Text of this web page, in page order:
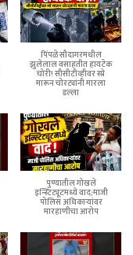
पिंपळे सौदागरमधील
झुलेलाल वसाहतीत हायटेक
चोरी! सीसीटीव्हीवर स्प्रे
मारून चोरट्यांनी मारला
डल्ला
पुण्यातील गोखले
इन्स्टिट्यूटमध्ये वाद;माजी
पोलिस अधिकाऱ्यांवर
मारहाणीचा आरोप